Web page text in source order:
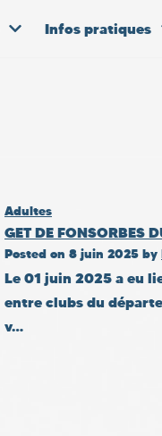
Infos pratiques
Adultes
GET DE
Posted on 8 juin 2025 by
Le 01 juin 2025 a eu
entre clubs du
v…